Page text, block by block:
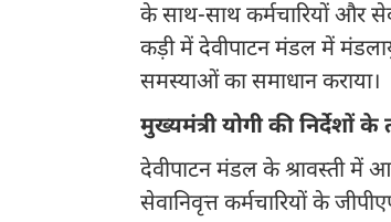
के साथ-साथ कर्मचारियों और
कड़ी में देवीपाटन मंडल में
समस्याओं का समाधान कराया।
मुख्यमंत्री योगी की निर्देशों के
देवीपाटन मंडल के श्रावस्ती में
सेवानिवृत्त कर्मचारियों के